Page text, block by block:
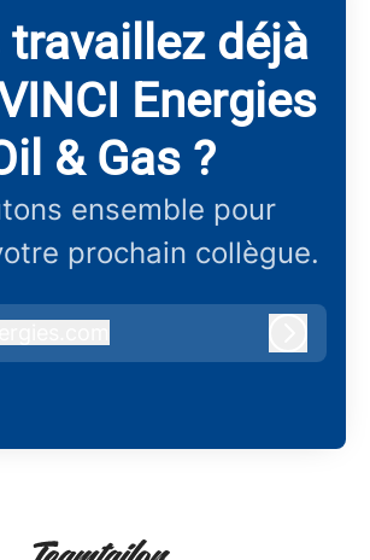
travaillez déjà
Energies
& Gas ?
ensemble pour
prochain collègue.